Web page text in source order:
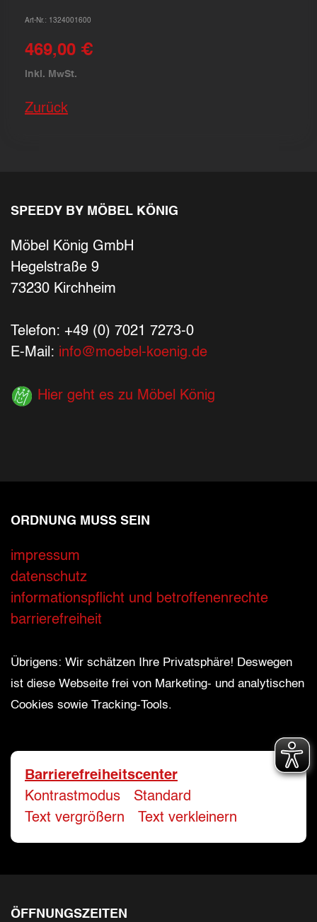
Art-Nr.: 1324001600
469,00 €
inkl. MwSt.
Zurück
SPEEDY BY MÖBEL KÖNIG
Möbel König GmbH
Hegelstraße 9
73230 Kirchheim
Telefon: +49 (0) 7021 7273-0
E-Mail: info@moebel-koenig.de
Hier geht es zu Möbel König
ORDNUNG MUSS SEIN
impressum
datenschutz
informationspflicht und betroffenenrechte
barrierefreiheit
Übrigens: Wir schätzen Ihre Privatsphäre! Deswegen
ist diese Webseite frei von Marketing- und analytischen
Cookies sowie Tracking-Tools.
Barrierefreiheitscenter
Kontrastmodus
Standard
Text vergrößern
Text verkleinern
ÖFFNUNGSZEITEN
Ihre Kontaktdaten
Alle mit Stern gekennzeichneten Felder
Name
E-Mail-Adresse*
Bitte geben Sie eine gültige E-Mail-
Ihr Wunschtermin / Rückruf
Bitte wählen
Datum